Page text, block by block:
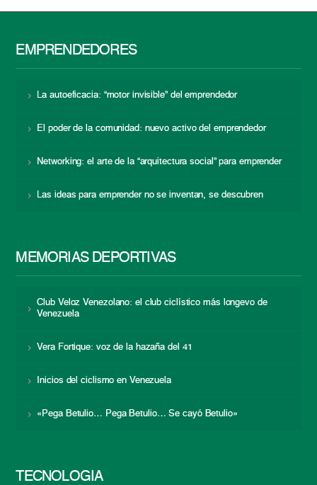
EMPRENDEDORES
La autoeficacia: “motor invisible” del emprendedor
El poder de la comunidad: nuevo activo del emprendedor
Networking: el arte de la “arquitectura social” para emprender
Las ideas para emprender no se inventan, se descubren
MEMORIAS DEPORTIVAS
Club Veloz Venezolano: el club ciclístico más longevo de
Venezuela
Vera Fortique: voz de la hazaña del 41
Inicios del ciclismo en Venezuela
«Pega Betulio… Pega Betulio… Se cayó Betulio»
TECNOLOGÍA